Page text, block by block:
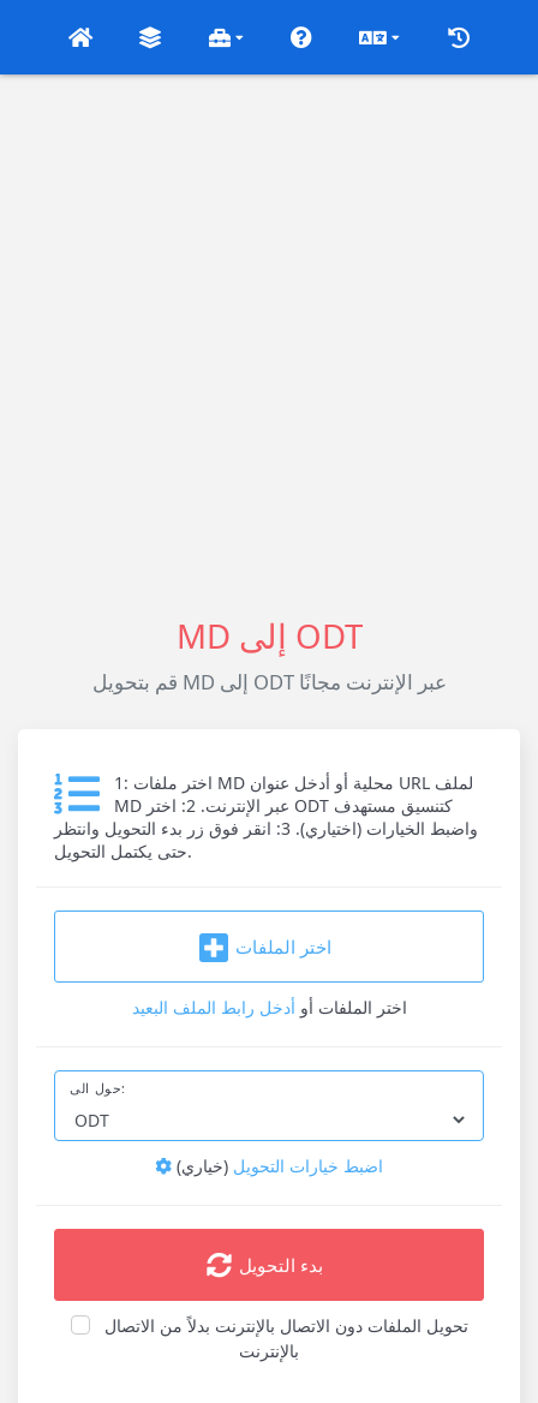
MD إلى ODT
قم بتحويل MD إلى ODT عبر الإنترنت مجانًا
1: اختر ملفات MD محلية أو أدخل عنوان URL لملف
MD عبر الإنترنت. 2: اختر ODT كتنسيق مستهدف
واضبط الخيارات (اختياري). 3: انقر فوق زر بدء التحويل وانتظر
حتى يكتمل التحويل.
اختر الملفات
اختر الملفات أو أدخل رابط الملف البعيد
حول الى:
اضبط خيارات التحويل (خياري)
بدء التحويل
تحويل الملفات دون الاتصال بالإنترنت بدلاً من الاتصال
بالإنترنت